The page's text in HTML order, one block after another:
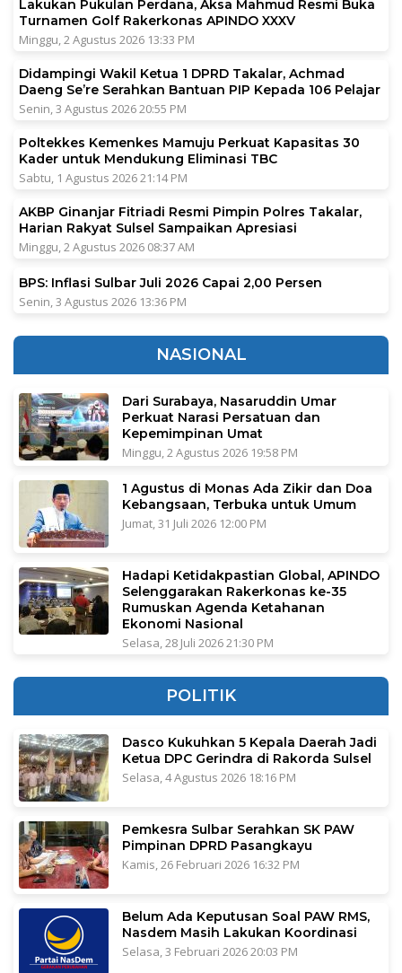
Lakukan Pukulan Perdana, Aksa Mahmud Resmi Buka
Turnamen Golf Rakerkonas APINDO XXXV
Minggu, 2 Agustus 2026 13:33 PM
Didampingi Wakil Ketua 1 DPRD Takalar, Achmad
Daeng Se’re Serahkan Bantuan PIP Kepada 106 Pelajar
Senin, 3 Agustus 2026 20:55 PM
Poltekkes Kemenkes Mamuju Perkuat Kapasitas 30
Kader untuk Mendukung Eliminasi TBC
Sabtu, 1 Agustus 2026 21:14 PM
AKBP Ginanjar Fitriadi Resmi Pimpin Polres Takalar,
Harian Rakyat Sulsel Sampaikan Apresiasi
Minggu, 2 Agustus 2026 08:37 AM
BPS: Inflasi Sulbar Juli 2026 Capai 2,00 Persen
Senin, 3 Agustus 2026 13:36 PM
NASIONAL
Dari Surabaya, Nasaruddin Umar
Perkuat Narasi Persatuan dan
Kepemimpinan Umat
Minggu, 2 Agustus 2026 19:58 PM
1 Agustus di Monas Ada Zikir dan Doa
Kebangsaan, Terbuka untuk Umum
Jumat, 31 Juli 2026 12:00 PM
Hadapi Ketidakpastian Global, APINDO
Selenggarakan Rakerkonas ke-35
Rumuskan Agenda Ketahanan
Ekonomi Nasional
Selasa, 28 Juli 2026 21:30 PM
POLITIK
Dasco Kukuhkan 5 Kepala Daerah Jadi
Ketua DPC Gerindra di Rakorda Sulsel
Selasa, 4 Agustus 2026 18:16 PM
Pemkesra Sulbar Serahkan SK PAW
Pimpinan DPRD Pasangkayu
Kamis, 26 Februari 2026 16:32 PM
Belum Ada Keputusan Soal PAW RMS,
Nasdem Masih Lakukan Koordinasi
Selasa, 3 Februari 2026 20:03 PM